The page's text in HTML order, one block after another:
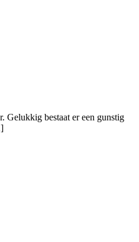
Gelukkig bestaat er een gunstig